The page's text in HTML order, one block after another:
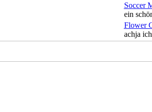
Soccer
ein
Flower
achja